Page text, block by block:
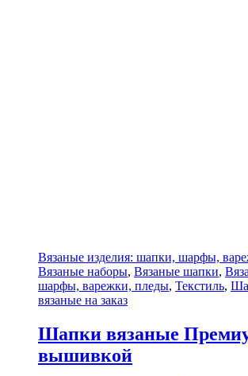
Вязаные изделия: шапки, шарфы,
Вязаные наборы, Вязаные шапки,
шарфы, варежки, пледы, Текстиль,
вязаные на заказ
Шапки вязаные
вышивкой